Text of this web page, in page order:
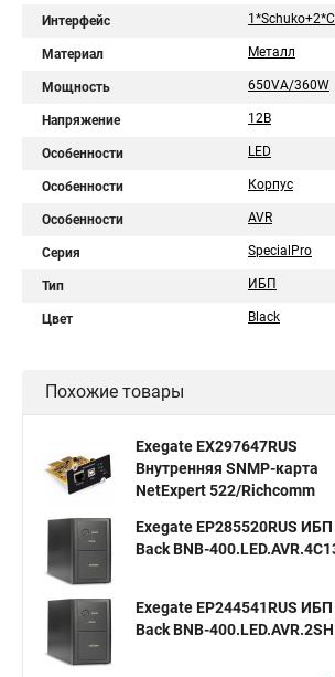
Интерфейс
Материал Металл
Мощность 650VA/360W
Напряжение 12В
Особенности LED
Особенности Корпус
Особенности AVR
Серия SpecialPro
Тип ИБП
Цвет Black
Похожие товары
Exegate EX297647RUS
Внутренняя SNMP-карта
NetExpert 522/Richcomm
Exegate EP285520RUS
Back BNB-
Exegate EP244541RUS
Back BNB-400.LED.AVR.2SH